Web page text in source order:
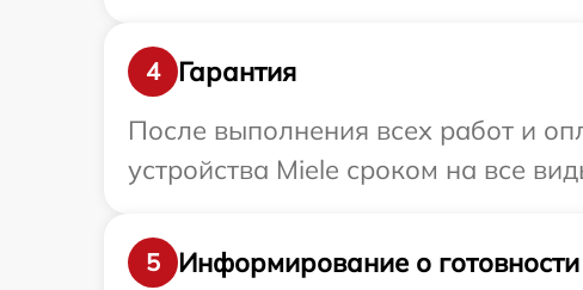
4
Гарантия
После выполнения всех работ и
устройства Miele сроком на все
5
Информирование о готовности